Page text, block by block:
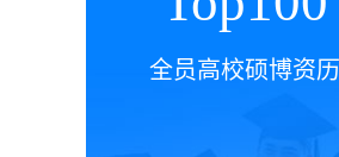
全员高校硕博资历